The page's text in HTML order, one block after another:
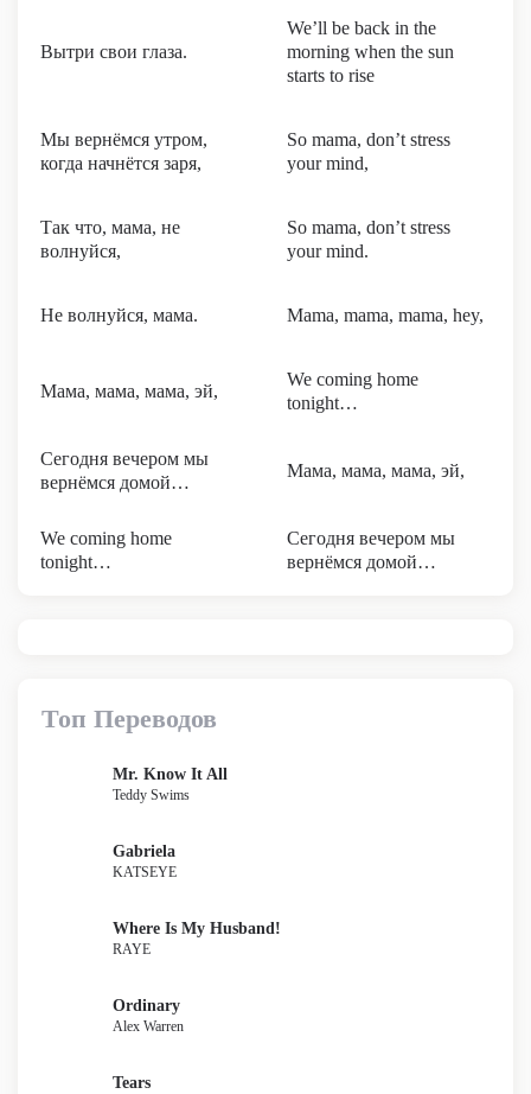
Вытри свои глаза.
We’ll be back in the
morning when the sun
starts to rise
Мы вернёмся утром,
когда начнётся заря,
So mama, don’t stress
your mind,
Так что, мама, не
волнуйся,
So mama, don’t stress
your mind.
Не волнуйся, мама. Mama, mama, mama, hey,
Мама, мама, мама, эй,
We coming home
tonight…
Сегодня вечером мы
вернёмся домой…
Мама, мама, мама, эй,
We coming home
tonight…
Сегодня вечером мы
вернёмся домой…
Топ Переводов
Mr. Know It All
Teddy Swims
Gabriela
KATSEYE
Where Is My Husband!
RAYE
Ordinary
Alex Warren
Tears